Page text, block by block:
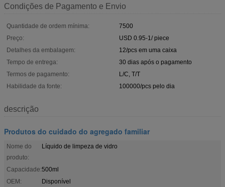
Condições de Pagamento e Envio
Quantidade de ordem mínima:
7500
Preço:
USD 0.95-1/ piece
Detalhes da embalagem:
12/pcs em uma caixa
Tempo de entrega:
30 dias após o pagamento
Termos de pagamento:
L/C, T/T
Habilidade da fonte:
100000/pcs pelo dia
descrição
Produtos do cuidado do agregado familiar
Nome do
produto:
Líquido de limpeza de vidro
Capacidade:500ml
OEM:
Disponível